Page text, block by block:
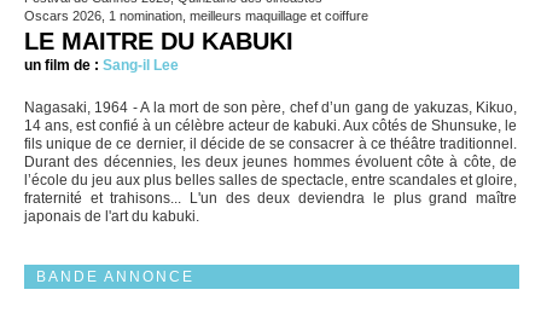
Oscars 2026, 1 nomination, meilleurs maquillage et coiffure
LE MAITRE DU KABUKI
un film de : Sang-il Lee
Nagasaki, 1964 - A la mort de son père, chef d’un gang de yakuzas, Kikuo,
14 ans, est confié à un célèbre acteur de kabuki. Aux côtés de Shunsuke, le
fils unique de ce dernier, il décide de se consacrer à ce théâtre traditionnel.
Durant des décennies, les deux jeunes hommes évoluent côte à côte, de
l’école du jeu aux plus belles salles de spectacle, entre scandales et gloire,
fraternité et trahisons... L'un des deux deviendra le plus grand maître
japonais de l'art du kabuki.
BANDE ANNONCE